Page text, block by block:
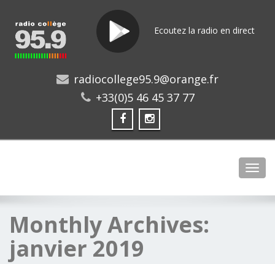
Ecoutez la radio en direct
radiocollege95.9@orange.fr
+33(0)5 46 45 37 77
Monthly Archives:
janvier 2019